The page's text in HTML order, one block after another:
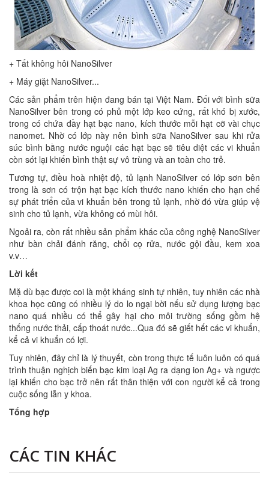
+ Tất không hôi NanoSilver
+ Máy giặt NanoSilver...
Các sản phẩm trên hiện đang bán tại Việt Nam. Đối với bình sữa
NanoSilver bên trong có phủ một lớp keo cứng, rất khó bị xước,
trong có chứa đầy hạt bạc nano, kích thước mỗi hạt cỡ vài chục
nanomet. Nhờ có lớp này nên bình sữa NanoSilver sau khi rửa
súc bình bằng nước nguội các hạt bạc sẽ tiêu diệt các vi khuẩn
còn sót lại khiến bình thật sự vô trùng và an toàn cho trẻ.
Tương tự, điều hoà nhiệt độ, tủ lạnh NanoSilver có lớp sơn bên
trong là sơn có trộn hạt bạc kích thước nano khiến cho hạn chế
sự phát triển của vi khuẩn bên trong tủ lạnh, nhờ đó vừa giúp vệ
sinh cho tủ lạnh, vừa không có mùi hôi.
Ngoải ra, còn rất nhiều sản phẩm khác của công nghệ NanoSilver
như bàn chải đánh răng, chổi cọ rửa, nước gội đầu, kem xoa
v.v…
Lời kết
Mặ dù bạc được coi là một kháng sinh tự nhiên, tuy nhiên các nhà
khoa học cũng có nhiều lý do lo ngại bời nếu sử dụng lượng bạc
nano quá nhiều có thể gây hại cho môi trường sống gồm hệ
thống nước thải, cấp thoát nước...Qua đó sẽ giết hết các vi khuẩn,
kể cả vi khuẩn có lợi.
Tuy nhiên, đây chỉ là lý thuyết, còn trong thực tế luôn luôn có quá
trình thuận nghịch biến bạc kim loại Ag ra dạng ion Ag+ và ngược
lại khiến cho bạc trở nên rất thân thiện với con người kể cả trong
cuộc sống lẫn y khoa.
Tổng hợp
CÁC TIN KHÁC